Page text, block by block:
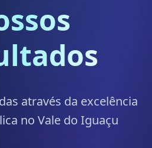
através da excelência
no Vale do Iguaçu